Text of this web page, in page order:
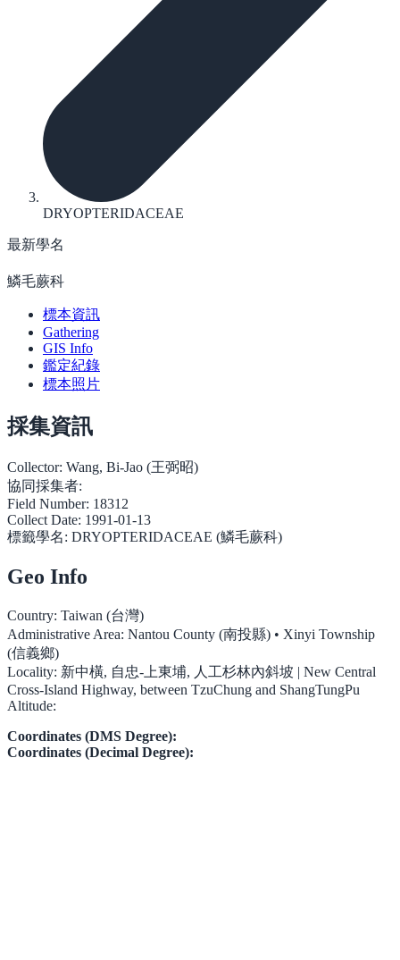
DRYOPTERIDACEAE
最新學名
鱗毛蕨科
標本資訊
Gathering
GIS Info
鑑定紀錄
標本照片
採集資訊
Collector: Wang, Bi-Jao (王弼昭)
協同採集者:
Field Number: 18312
Collect Date: 1991-01-13
標籤學名: DRYOPTERIDACEAE (鱗毛蕨科)
Geo Info
Country: Taiwan (台灣)
Administrative Area: Nantou County (南投縣) • Xinyi Township
(信義鄉)
Locality: 新中橫, 自忠-上東埔, 人工杉林內斜坡 | New Central
Cross-Island Highway, between TzuChung and ShangTungPu
Altitude:
Coordinates (DMS Degree):
Coordinates (Decimal Degree):